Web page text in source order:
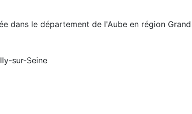
dans le département de l'Aube en région
sur-Seine